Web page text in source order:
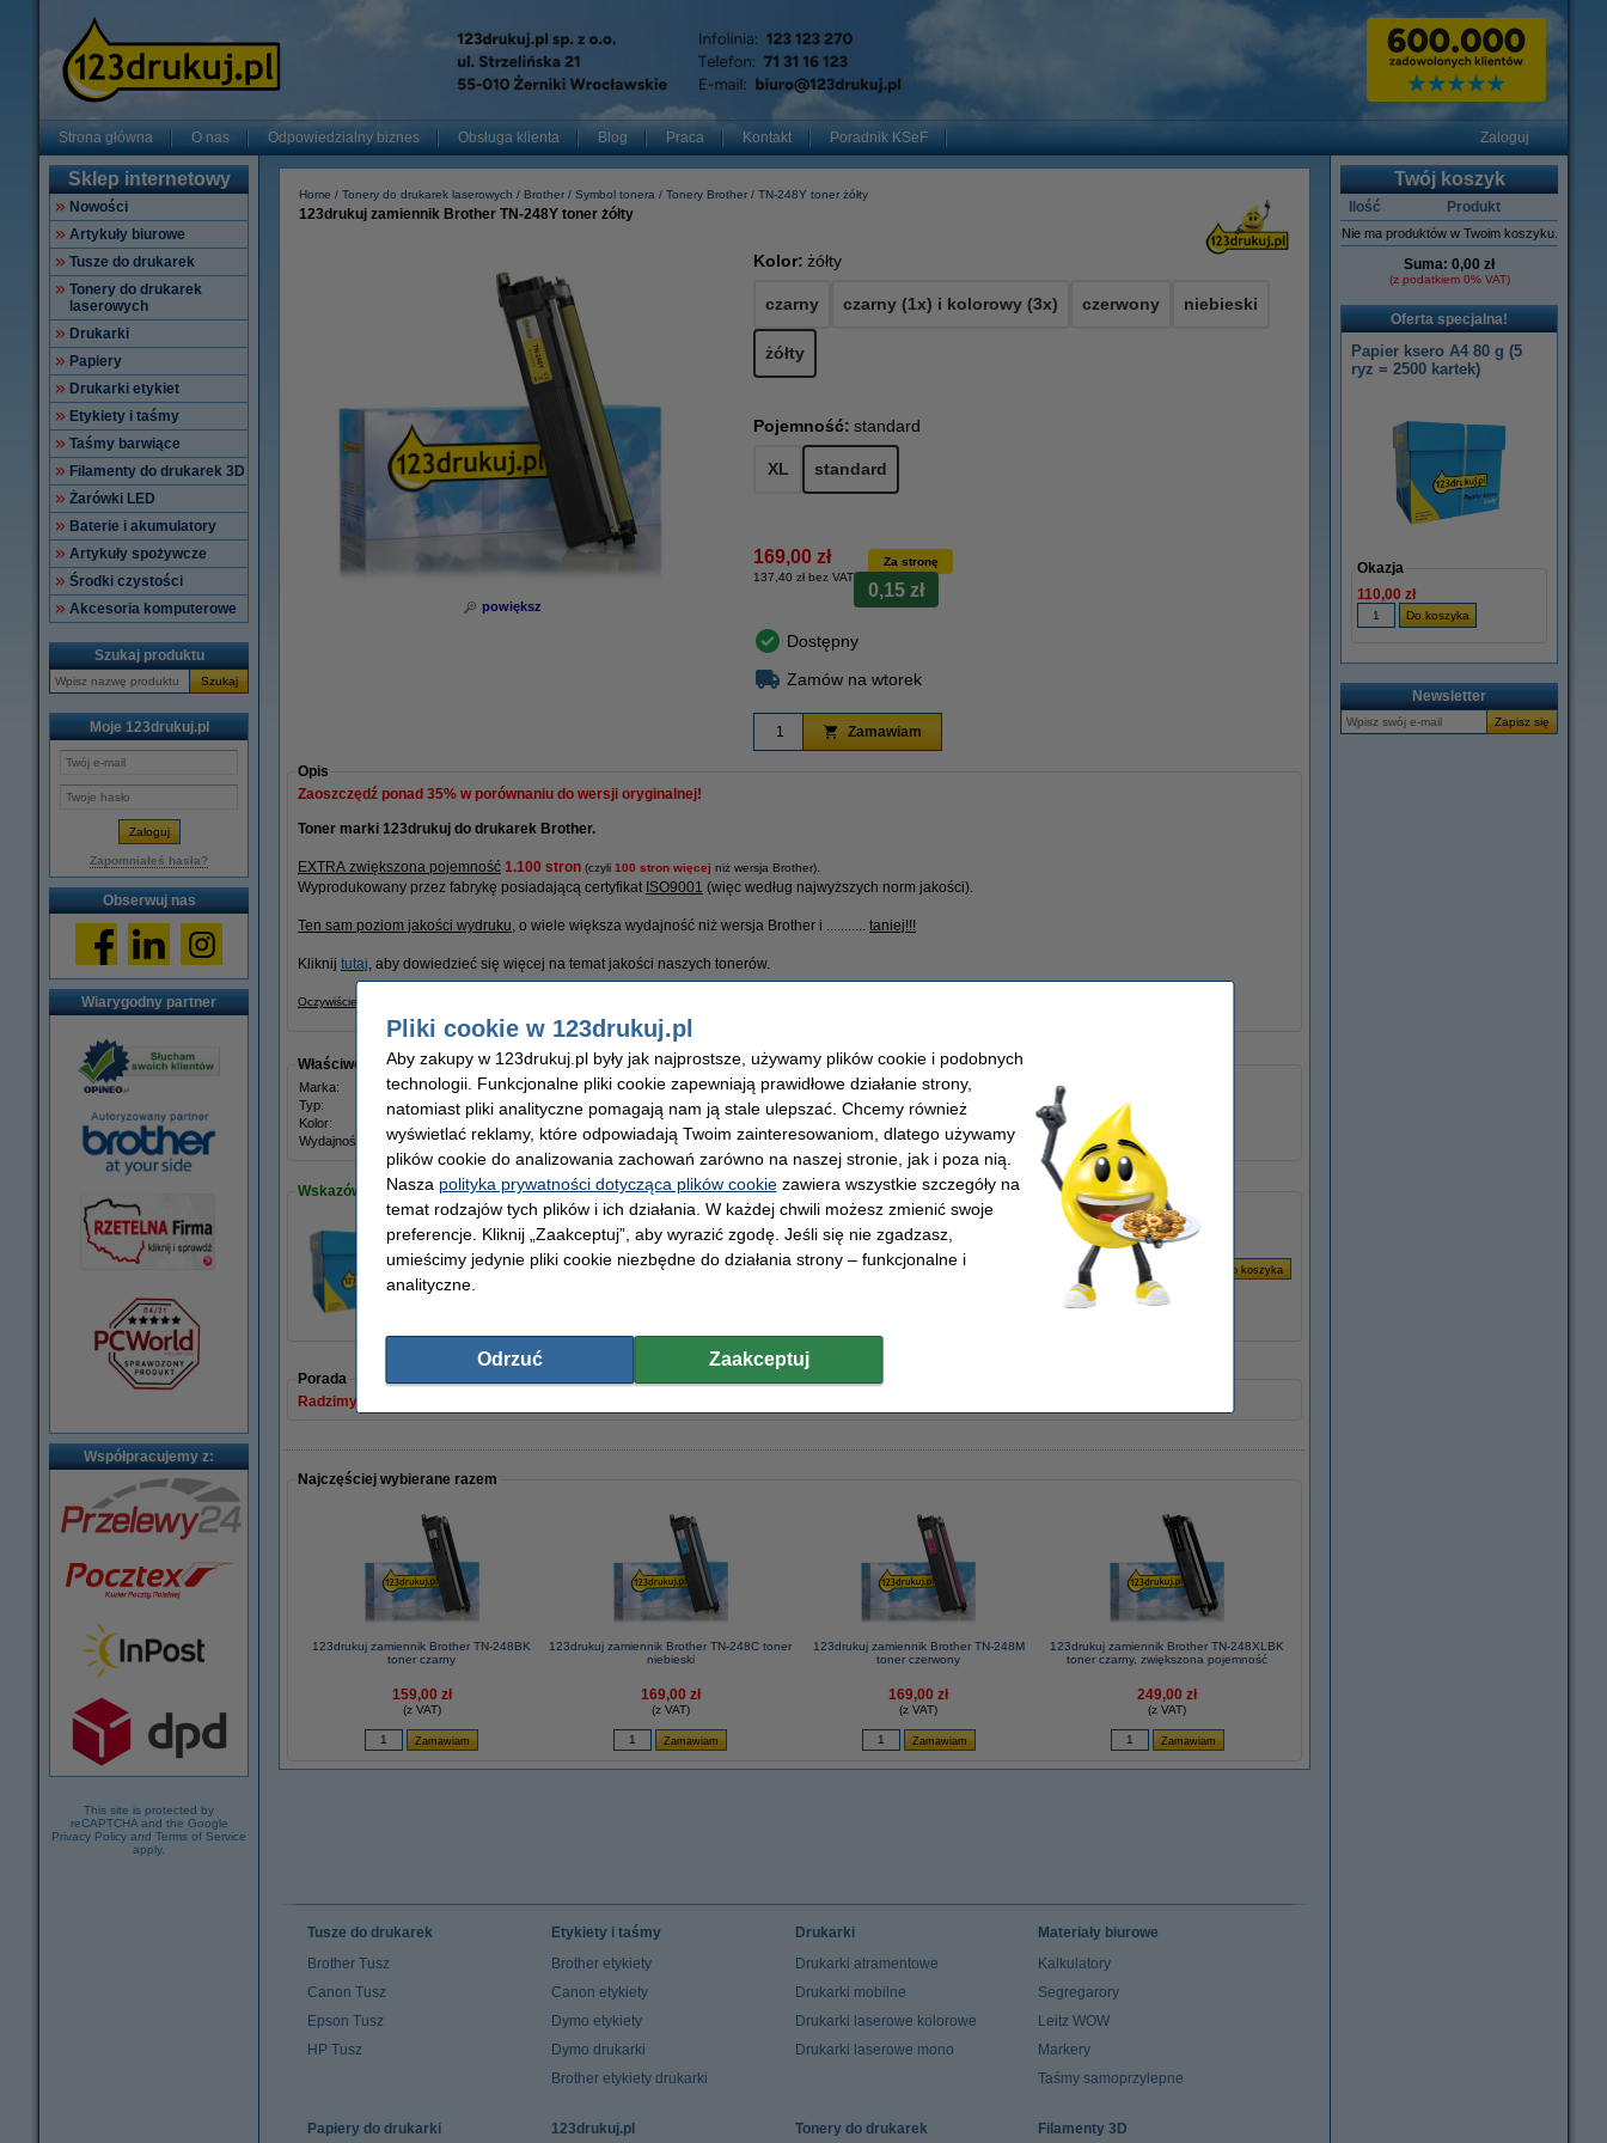
Strona główna O nas Odpowiedzialny biznes Obsługa klienta Blog Praca Kontakt Poradnik KSeF Zaloguj
Sklep internetowy
Nowości
Artykuły biurowe
Tusze do drukarek
Tonery do drukarek
laserowych
Drukarki
Papiery
Drukarki etykiet
Etykiety i taśmy
Taśmy barwiące
Filamenty do drukarek 3D
Żarówki LED
Baterie i akumulatory
Artykuły spożywcze
Środki czystości
Akcesoria komputerowe
Szukaj produktu
Szukaj
Moje 123drukuj.pl
Zapomniałeś hasła?
Obserwuj nas
Wiarygodny partner
Współpracujemy z:
This site is protected by
reCAPTCHA and the Google
Privacy Policy and Terms of Service
apply.
Home Tonery do drukarek laserowych Brother Symbol tonera Tonery Brother TN-248Y toner żółty
123drukuj zamiennik Brother TN-248Y toner żółty
powiększ
Kolor: żółty
czarny czarny (1x) i kolorowy (3x) czerwony niebieski
żółty
Pojemność: standard
XL standard
169,00 zł
137,40 zł bez VAT
Za stronę
0,15 zł
Dostępny
Zamów na wtorek
Zamawiam
Opis
Zaoszczędź ponad 35% w porównaniu do wersji oryginalnej!
Toner marki 123drukuj do drukarek Brother.
EXTRA zwiększona pojemność 1.100 stron (czyli 100 stron więcej niż wersja Brother).
Wyprodukowany przez fabrykę posiadającą certyfikat ISO9001 (więc według najwyższych norm jakości).
Ten sam poziom jakości wydruku, o wiele większa wydajność niż wersja Brother i ........... taniej!!!
Kliknij tutaj, aby dowiedzieć się więcej na temat jakości naszych tonerów.
Oczywiście, także na ten produkt 123drukuj dajemy 100% gwarancję.
Właściwości
Marka: 123drukuj OEM:
Typ:
toner Numer artykułu:
051419
Kolor:
Pojemność:
standard
Wydajność:
± 1.100 stron Numer: TN248Y
Wskazówka: zamów papier
Papier ksero A4 80 g/m2 (2500 szt.), 123drukuj (5 ryz)
Porada
Radzimy Państwu zakupić ten toner (wersję 123drukuj) zamiast tonera Brother.
Najczęściej wybierane razem
123drukuj zamiennik Brother TN-248BK
toner czarny
159,00 zł
(z VAT)
123drukuj zamiennik Brother TN-248C toner
niebieski
169,00 zł
(z VAT)
123drukuj zamiennik Brother TN-248M
toner czerwony
169,00 zł
(z VAT)
123drukuj zamiennik Brother TN-248XLBK
toner czarny, zwiększona pojemność
249,00 zł
(z VAT)
Twój koszyk
Ilość Produkt
Nie ma produktów w Twoim koszyku.
Suma: 0,00 zł
(z podatkiem 0% VAT)
Oferta specjalna!
Papier ksero A4 80 g (5
ryz = 2500 kartek)
Okazja
110,00 zł
Newsletter
Tusze do drukarek
Brother Tusz
Canon Tusz
Epson Tusz
HP Tusz
Etykiety i taśmy
Brother etykiety
Canon etykiety
Dymo etykiety
Dymo drukarki
Brother etykiety drukarki
Drukarki
Drukarki atramentowe
Drukarki mobilne
Drukarki laserowe kolorowe
Drukarki laserowe mono
Materiały biurowe
Kalkulatory
Segregarory
Leitz WOW
Markery
Taśmy samoprzylepne
Papiery do drukarki 123drukuj.pl Tonery do drukarek Filamenty 3D
Pliki cookie w 123drukuj.pl
Aby zakupy w 123drukuj.pl były jak najprostsze, używamy plików cookie i podobnych
technologii. Funkcjonalne pliki cookie zapewniają prawidłowe działanie strony,
natomiast pliki analityczne pomagają nam ją stale ulepszać. Chcemy również
wyświetlać reklamy, które odpowiadają Twoim zainteresowaniom, dlatego używamy
plików cookie do analizowania zachowań zarówno na naszej stronie, jak i poza nią.
Nasza polityka prywatności dotycząca plików cookiezawiera wszystkie szczegóły na
temat rodzajów tych plików i ich działania. W każdej chwili możesz zmienić swoje
preferencje. Kliknij „Zaakceptuj”, aby wyrazić zgodę. Jeśli się nie zgadzasz,
umieścimy jedynie pliki cookie niezbędne do działania strony – funkcjonalne i
analityczne.
Odrzuć Zaakceptuj